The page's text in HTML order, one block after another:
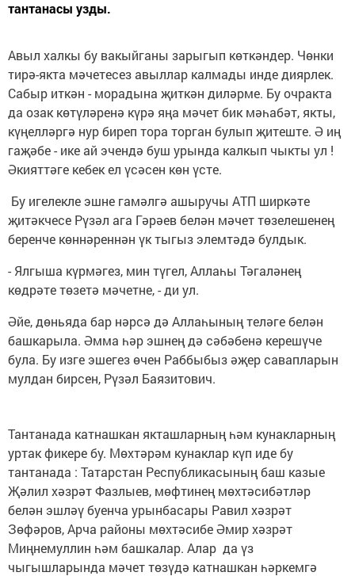
тантанасы узды.
Авыл халкы бу вакыйганы зарыгып көткәндер. Чөнки
тирә-якта мәчетесез авыллар калмады инде диярлек.
Сабыр иткән - морадына җиткән диләрме. Бу очракта
да озак көтүләренә күрә яңа мәчет бик мәһабәт, якты,
күңелләргә нур биреп тора торган булып җитеште. Ә иң
гаҗәбе - ике ай эчендә буш урында калкып чыкты ул !
Әкияттәге кебек ел үсәсен көн үсте.
Бу игелекле эшне гамәлгә ашыручы АТП ширкәте
җитәкчесе Рүзәл ага Гәрәев белән мәчет төзелешенең
беренче көннәреннән үк тыгыз элемтәдә булдык.
- Ялгыша күрмәгез, мин түгел, Аллаһы Тәгаләнең
көдрәте төзетә мәчетне, - ди ул.
Әйе, дөньяда бар нәрсә дә Аллаһының теләге белән
башкарыла. Әмма һәр эшнең дә сәбәбенә керешүче
була. Бу изге эшегез өчен Раббыбыз әҗер савапларын
мулдан бирсен, Рүзәл Баязитович.
Тантанада катнашкан якташларның һәм кунакларның
уртак фикере бу. Мөхтәрәм кунаклар күп иде бу
тантанада : Татарстан Республикасының баш казые
Җәлил хәзрәт Фазлыев, мөфтинең мөхтәсибәтләр
белән эшләү буенча урынбасары Равил хәзрәт
Зөфәров, Арча районы мөхтәсибе Әмир хәзрәт
Миңнемуллин һәм башкалар. Алар да үз
чыгышларында мәчет төзүдә катнашкан һәркемгә